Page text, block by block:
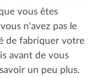
vous êtes
n'avez pas le
de fabriquer votre
avant de vous
un peu plus.